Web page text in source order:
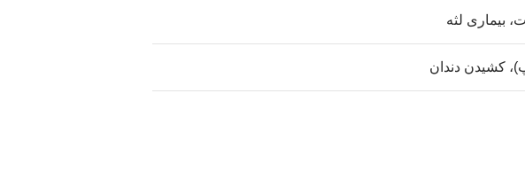
بیماری لثه
کشیدن دندان